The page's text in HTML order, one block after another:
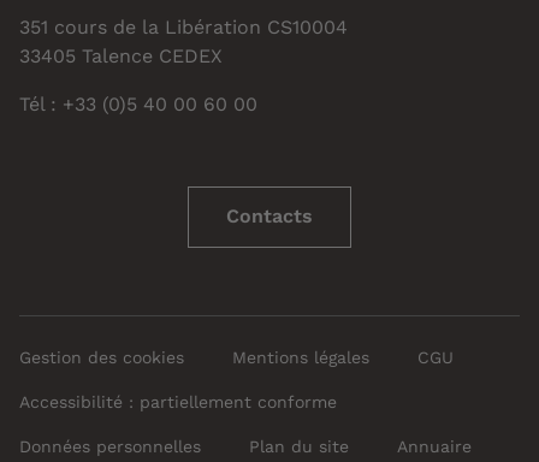
351 cours de la Libération CS10004
33405 Talence CEDEX
Tél : +33 (0)5 40 00 60 00
Contacts
Gestion des cookies Mentions légales CGU
Accessibilité : partiellement conforme
Données personnelles Plan du site Annuaire